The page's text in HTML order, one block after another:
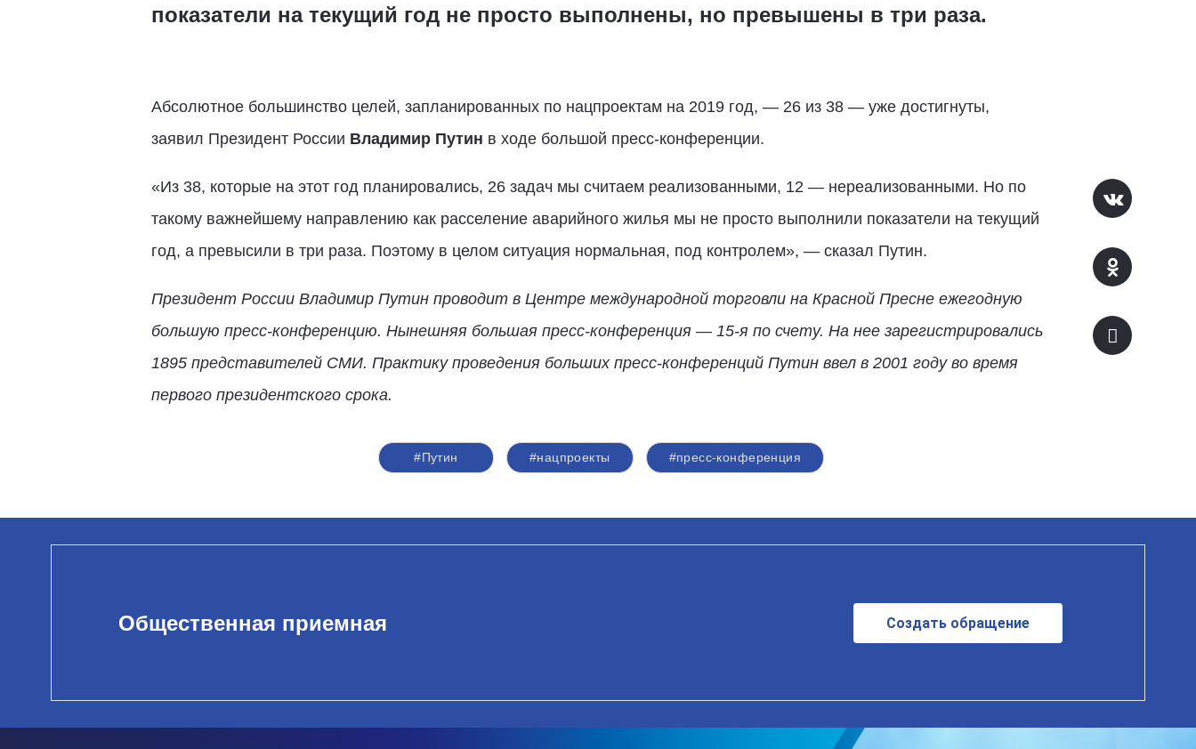
показатели на текущий год не просто выполнены, но превышены в три раза.
Абсолютное большинство целей, запланированных по нацпроектам на 2019 год, — 26 из 38 — уже достигнуты,
заявил Президент России Владимир Путин в ходе большой пресс-конференции.
«Из 38, которые на этот год планировались, 26 задач мы считаем реализованными, 12 — нереализованными. Но по
такому важнейшему направлению как расселение аварийного жилья мы не просто выполнили показатели на текущий
год, а превысили в три раза. Поэтому в целом ситуация нормальная, под контролем», — сказал Путин.
Президент России Владимир Путин проводит в Центре международной торговли на Красной Пресне ежегодную
большую пресс-конференцию. Нынешняя большая пресс-конференция — 15-я по счету. На нее зарегистрировались
1895 представителей СМИ. Практику проведения больших пресс-конференций Путин ввел в 2001 году во время
первого президентского срока.
#Путин #нацпроекты #пресс-конференция
Общественная приемная Создать обращение